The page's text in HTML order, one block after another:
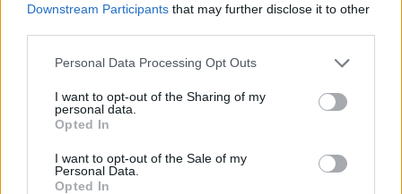
Downstream Participants that may further disclose it to other
Personal Data Processing Opt Outs
I want to opt-out of the Sharing of my
personal data.
Opted In
I want to opt-out of the Sale of my
Personal Data.
Opted In
Squalificato 0 - 0%
Inutilizzato 38 - 100